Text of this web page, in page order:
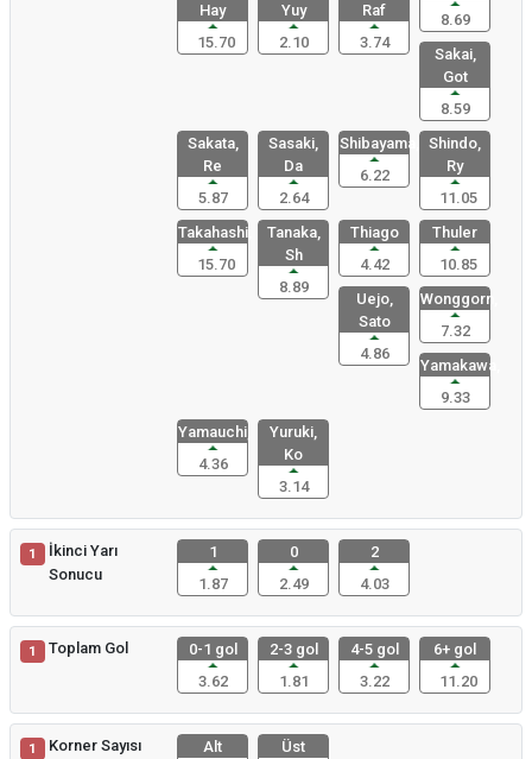
Hay
15.70
Yuy
2.10
Raf
3.74
8.69
Sakai,
Got
8.59
Sakata,
Re
5.87
Sasaki,
Da
2.64
Shibayama,
6.22
Shindo,
Ry
11.05
Takahashi,
15.70
Tanaka,
Sh
8.89
Thiago
4.42
Thuler
10.85
Uejo,
Sato
4.86
Wonggorn,
7.32
Yamakawa,
9.33
Yamauchi,
4.36
Yuruki,
Ko
3.14
1
İkinci Yarı
Sonucu
1
1.87
0
2.49
2
4.03
1 Toplam Gol
0-1 gol
3.62
2-3 gol
1.81
4-5 gol
3.22
6+ gol
11.20
1
Korner Sayısı
Alt
Üst